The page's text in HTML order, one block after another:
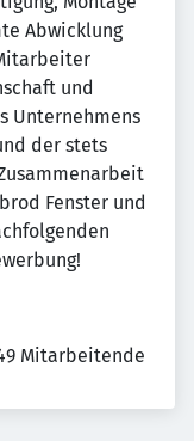
Abwicklung
und
Unternehmens
der stets
Fenster und
Mitarbeitende